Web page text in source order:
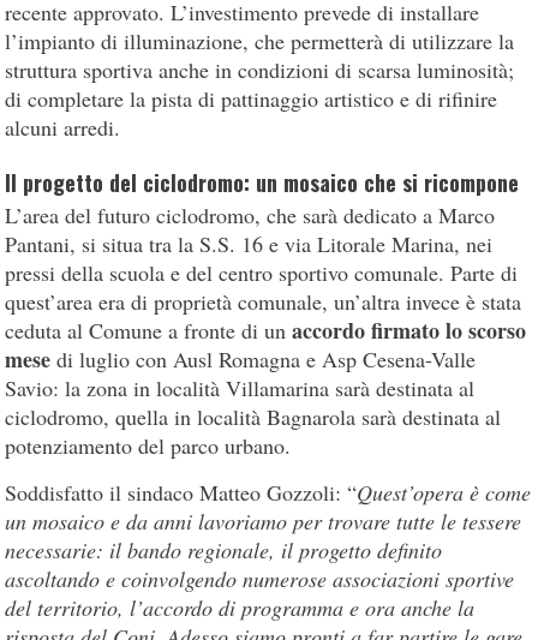
recente approvato. L’investimento prevede di installare
l’impianto di illuminazione, che permetterà di utilizzare la
struttura sportiva anche in condizioni di scarsa luminosità;
di completare la pista di pattinaggio artistico e di rifinire
alcuni arredi.
Il progetto del ciclodromo: un mosaico che si ricompone
L’area del futuro ciclodromo, che sarà dedicato a Marco
Pantani, si situa tra la S.S. 16 e via Litorale Marina, nei
pressi della scuola e del centro sportivo comunale. Parte di
quest’area era di proprietà comunale, un’altra invece è stata
ceduta al Comune a fronte di unaccordo firmato lo scorso
mese di luglio con Ausl Romagna e Asp Cesena-Valle
Savio: la zona in località Villamarina sarà destinata al
ciclodromo, quella in località Bagnarola sarà destinata al
potenziamento del parco urbano.
Soddisfatto il sindaco Matteo Gozzoli: “Quest’opera è come
un mosaico e da anni lavoriamo per trovare tutte le tessere
necessarie: il bando regionale, il progetto definito
ascoltando e coinvolgendo numerose associazioni sportive
del territorio, l’accordo di programma e ora anche la